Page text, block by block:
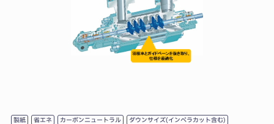
製紙 省エネ カーボンニュートラル ダウンサイズ(インペラカット含む)